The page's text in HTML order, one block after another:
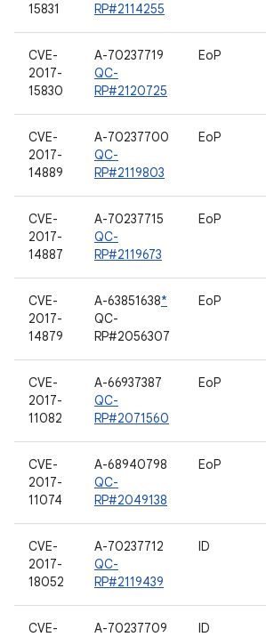
15831
RP#2114255
CVE-
2017-
15830
A-70237719
QC-
RP#2120725
EoP
CVE-
2017-
14889
A-70237700
QC-
RP#2119803
EoP
CVE-
2017-
14887
A-70237715
QC-
RP#2119673
EoP
CVE-
2017-
14879
A-63851638*
QC-
RP#2056307
EoP
CVE-
2017-
11082
A-66937387
QC-
RP#2071560
EoP
CVE-
2017-
11074
A-68940798
QC-
RP#2049138
EoP
CVE-
2017-
18052
A-70237712
QC-
RP#2119439
ID
CVE-
A-70237709
ID